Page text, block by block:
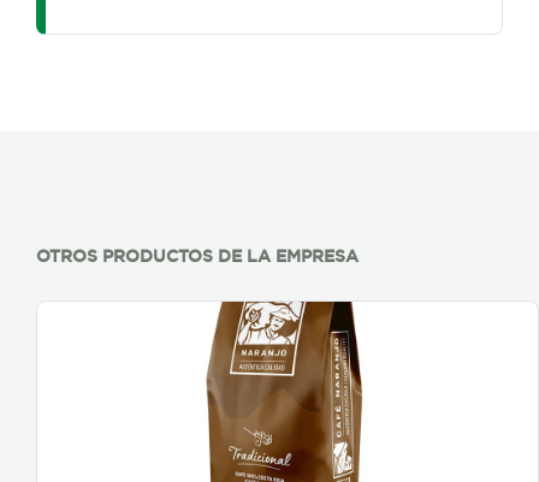
OTROS PRODUCTOS DE LA EMPRESA